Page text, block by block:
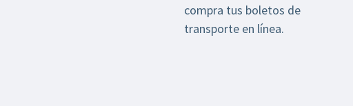
compra tus boletos de
transporte en línea.